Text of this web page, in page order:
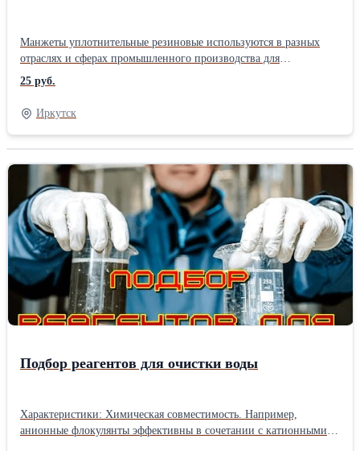
Манжеты уплотнительные резиновые используются в разных
отраслях и сферах промышленного производства для
контактного уплотнения подвижных вращающихся соединений
и соединений поступательного движения. Армированные
манжеты называются «сальники».Сальники служат в качестве
уплотнителей механизмов, работающих в различных средах,
таких как питьевая, морская и техническая вода, минеральные
резиновые уплотнительные круглого сечения для
гидравлических, топливных, смазочных и пневматических
устройств предназначены для работы при температуре от -60 °С
до +200 °C
25 руб.
Иркутск
Подбор реагентов для очистки воды
Характеристики: Химическая совместимость. Например,
анионные флокулянты эффективны в сочетании с катионными